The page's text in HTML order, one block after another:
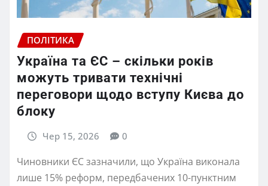
ПОЛІТИКА
Україна та ЄС – скільки років
можуть тривати технічні
переговори щодо вступу Києва до
блоку
Чер 15, 2026 0
Чиновники ЄС зазначили, що Україна виконала
лише 15% реформ, передбачених 10-пунктним